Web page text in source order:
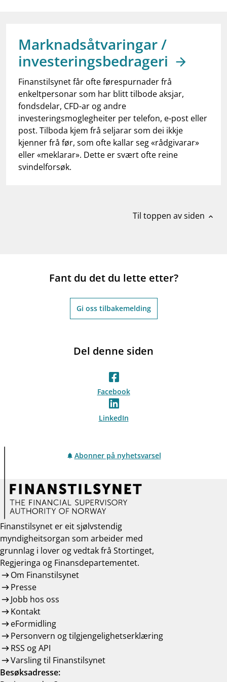
notifications_noneAbonner på nyhetsvarsel
Marknadsåtvaringar /
investeringsbedrageri
Finanstilsynet får ofte førespurnader frå
enkeltpersonar som har blitt tilbode aksjar,
fondsdelar, CFD-ar og andre
investeringsmoglegheiter per telefon, e-post eller
post. Tilboda kjem frå seljarar som dei ikkje
kjenner frå før, som ofte kallar seg «rådgivarar»
eller «meklarar». Dette er svært ofte reine
svindelforsøk.
Til toppen av siden expand_less
Fant du det du lette etter?
Gi oss tilbakemelding
Del denne siden
Facebook
LinkedIn
Abonner på nyhetsvarsel
Finanstilsynet er eit sjølvstendig
myndigheitsorgan som arbeider med
grunnlag i lover og vedtak frå Stortinget,
Regjeringa og Finansdepartementet.
Om Finanstilsynet
Presse
Jobb hos oss
Kontakt
eFormidling
Personvern og tilgjengelighetserklæring
RSS og API
Varsling til Finanstilsynet
Besøksadresse: